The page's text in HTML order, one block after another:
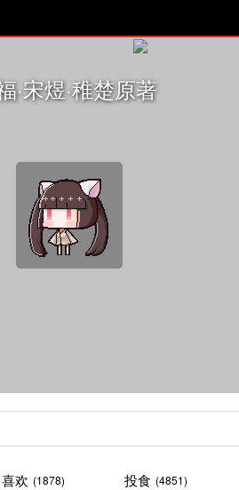
·宋煜·稚楚原著
喜欢 (1878) 投食 (4851)